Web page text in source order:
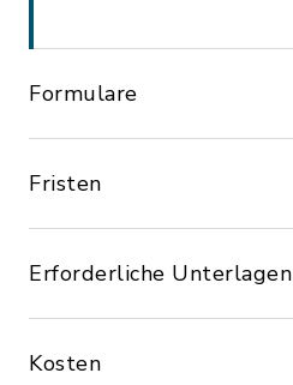
Formulare
Fristen
Erforderliche Unterlagen
Kosten